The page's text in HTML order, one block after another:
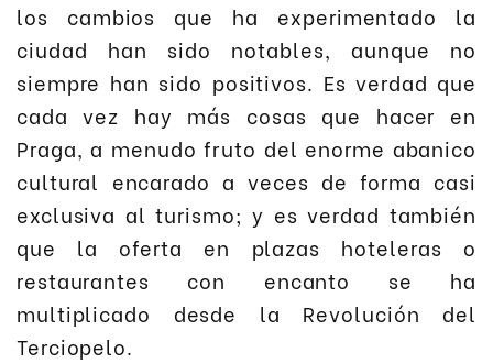
los cambios que ha experimentado la
ciudad han sido notables, aunque no
siempre han sido positivos. Es verdad que
cada vez hay más cosas que hacer en
Praga, a menudo fruto del enorme abanico
cultural encarado a veces de forma casi
exclusiva al turismo; y es verdad también
que la oferta en plazas hoteleras o
restaurantes con encanto se ha
multiplicado desde la Revolución del
Terciopelo.